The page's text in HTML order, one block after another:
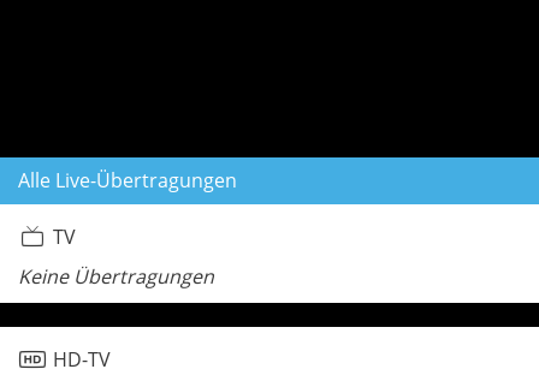
Alle Live-Übertragungen
TV
Keine Übertragungen
HD-TV